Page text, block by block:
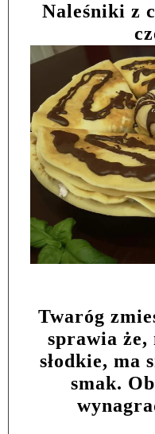
Naleśniki z
Twaróg
sprawia że,
słodkie, ma
smak.